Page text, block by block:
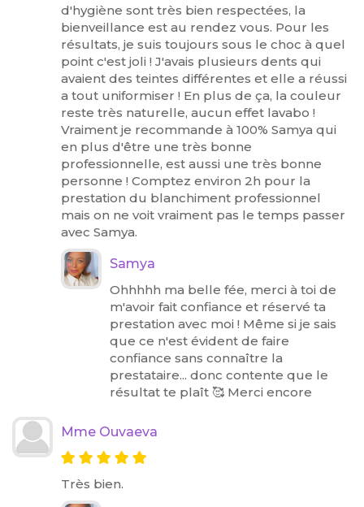
d'hygiène sont très bien respectées, la
bienveillance est au rendez vous. Pour les
résultats, je suis toujours sous le choc à quel
point c'est joli ! J'avais plusieurs dents qui
avaient des teintes différentes et elle a réussi
a tout uniformiser ! En plus de ça, la couleur
reste très naturelle, aucun effet lavabo !
Vraiment je recommande à 100% Samya qui
en plus d'être une très bonne
professionnelle, est aussi une très bonne
personne ! Comptez environ 2h pour la
prestation du blanchiment professionnel
mais on ne voit vraiment pas le temps passer
avec Samya.
Samya
Ohhhhh ma belle fée, merci à toi de
m'avoir fait confiance et réservé ta
prestation avec moi ! Même si je sais
que ce n'est évident de faire
confiance sans connaître la
prestataire... donc contente que le
résultat te plaît 🥰 Merci encore
Mme Ouvaeva
Très bien.